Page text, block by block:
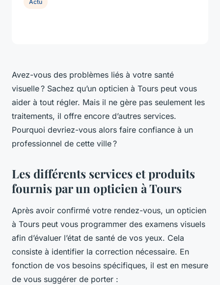
Avez-vous des problèmes liés à votre santé
visuelle ? Sachez qu’un opticien à Tours peut vous
aider à tout régler. Mais il ne gère pas seulement les
traitements, il offre encore d’autres services.
Pourquoi devriez-vous alors faire confiance à un
professionnel de cette ville ?
Les différents services et produits
fournis par un opticien à Tours
Après avoir confirmé votre rendez-vous, un opticien
à Tours peut vous programmer des examens visuels
afin d’évaluer l’état de santé de vos yeux. Cela
consiste à identifier la correction nécessaire. En
fonction de vos besoins spécifiques, il est en mesure
de vous suggérer de porter :
Actu